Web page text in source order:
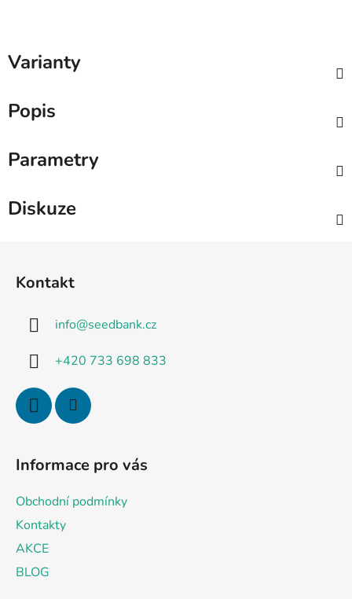
Varianty
Popis
Parametry
Diskuze
Kontakt
info@seedbank.cz
+420 733 698 833
Informace pro vás
Obchodní podmínky
Kontakty
AKCE
BLOG